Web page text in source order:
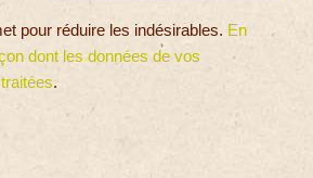
pour réduire les indésirables. En
dont les données de vos
.